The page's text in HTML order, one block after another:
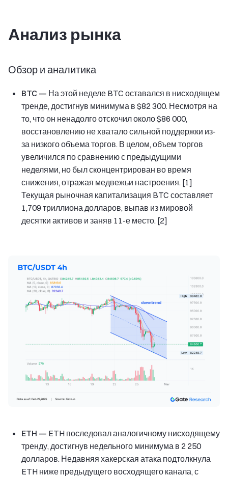
Анализ рынка
Обзор и аналитика
BTC — На этой неделе BTC оставался в нисходящем
тренде, достигнув минимума в $82 300. Несмотря на
то, что он ненадолго отскочил около $86 000,
восстановлению не хватало сильной поддержки из-
за низкого объема торгов. В целом, объем торгов
увеличился по сравнению с предыдущими
неделями, но был сконцентрирован во время
снижения, отражая медвежьи настроения. [1]
Текущая рыночная капитализация BTC составляет
1,709 триллиона долларов, выпав из мировой
десятки активов и заняв 11-е место. [2]
ETH — ETH последовал аналогичному нисходящему
тренду, достигнув недельного минимума в 2 250
долларов. Недавняя хакерская атака подтолкнула
ETH ниже предыдущего восходящего канала, с